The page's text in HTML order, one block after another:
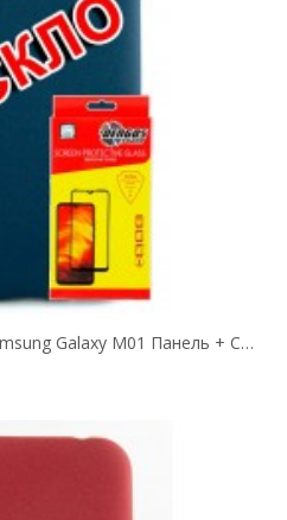
Комплект DENGOS Для Samsung Galaxy M01 Панель + Стекло Защитное Carbon (Blue)...